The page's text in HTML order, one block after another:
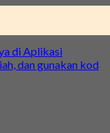
di Aplikasi
dan gunakan kod